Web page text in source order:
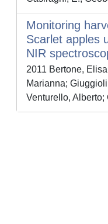
Monitoring
Scarlet apples
NIR
2011 Bertone,
Marianna;
Venturello,